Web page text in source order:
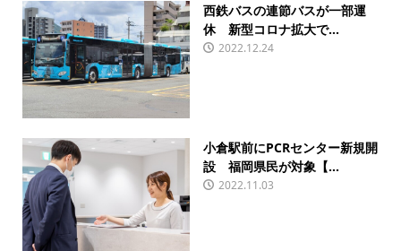
西鉄バスの連節バスが一部運
休 新型コロナ拡大で...
2022.12.24
小倉駅前にPCRセンター新規開
設 福岡県民が対象【...
2022.11.03